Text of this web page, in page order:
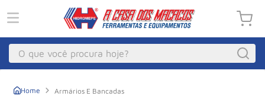
O que você procura hoje?
Armários E Bancadas
1 º Macacos